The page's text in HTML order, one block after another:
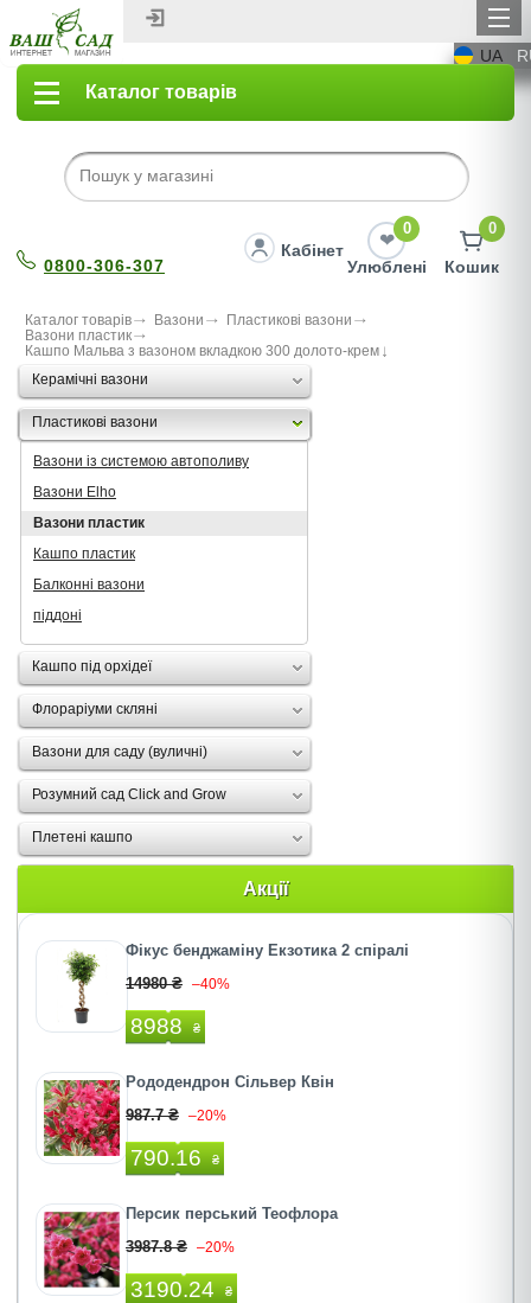
UA
Каталог товарів
0800-306-307
Кабінет
0
Улюблені
0
Кошик
Каталог товарів Вазони
Пластикові вазони
Вазони пластик
Кашпо Мальва з вазоном вкладкою 300 долото-крем
Керамічні вазони
Пластикові вазони
Вазони із системою автополиву
Вазони Elho
Вазони пластик
Кашпо пластик
Балконні вазони
піддоні
Кашпо під орхідеї
Флораріуми скляні
Вазони для саду (вуличні)
Розумний сад Click and Grow
Плетені кашпо
Акції
Фікус бенджаміну Екзотика 2 спіралі
14980 ₴ –40%
8988 ₴
Рододендрон Сільвер Квін
987.7 ₴ –20%
790.16 ₴
Персик перський Теофлора
3987.8 ₴ –20%
3190.24 ₴